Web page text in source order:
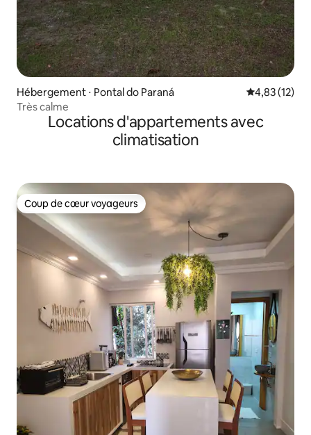
Hébergement ⋅ Pontal do Paraná Évaluation
4,83 (12)
Très calme
Locations d'appartements avec
climatisation
Coup de cœur voyageurs
Coup de cœur voyageurs